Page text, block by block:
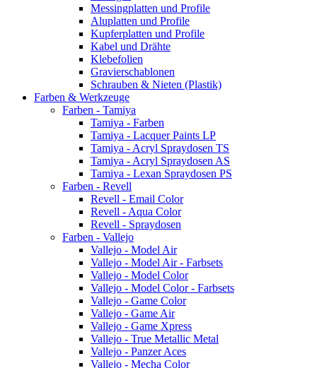
Messingplatten und Profile
Aluplatten und Profile
Kupferplatten und Profile
Kabel und Drähte
Klebefolien
Gravierschablonen
Schrauben & Nieten (Plastik)
Farben & Werkzeuge
Farben - Tamiya
Tamiya - Farben
Tamiya - Lacquer Paints LP
Tamiya - Acryl Spraydosen TS
Tamiya - Acryl Spraydosen AS
Tamiya - Lexan Spraydosen PS
Farben - Revell
Revell - Email Color
Revell - Aqua Color
Revell - Spraydosen
Farben - Vallejo
Vallejo - Model Air
Vallejo - Model Air - Farbsets
Vallejo - Model Color
Vallejo - Model Color - Farbsets
Vallejo - Game Color
Vallejo - Game Air
Vallejo - Game Xpress
Vallejo - True Metallic Metal
Vallejo - Panzer Aces
Vallejo - Mecha Color